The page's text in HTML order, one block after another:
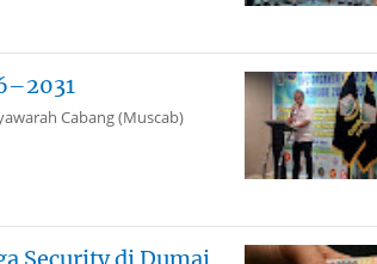
Cabang (Muscab)